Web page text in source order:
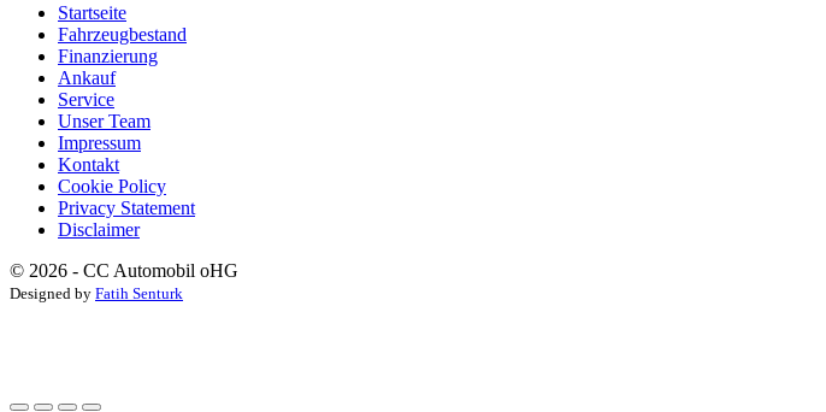
Startseite
Fahrzeugbestand
Finanzierung
Ankauf
Service
Unser Team
Impressum
Kontakt
Cookie Policy
Privacy Statement
Disclaimer
© 2026 - CC Automobil oHG
Designed by Fatih Senturk